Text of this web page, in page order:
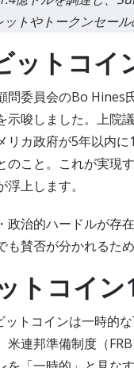
トやトークンセー
ットコイ
問委員会のBo Hines
示唆しました。上院
リカ政府が5年以内
こと。これが実現
上します。
治的ハードルが存
賛否が分かれるた
トコイン
トコインは一時的
連邦準備制度（